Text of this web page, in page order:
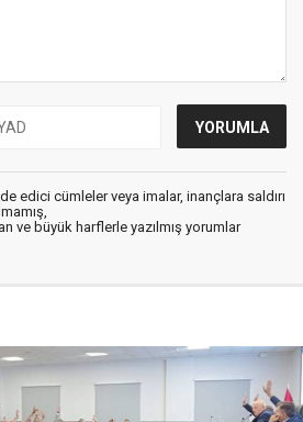
edici cümleler veya imalar, inançlara saldırı
ve büyük harflerle yazılmış yorumlar